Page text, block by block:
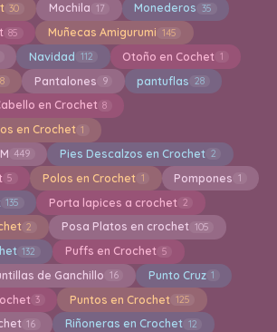
30 Mochila 17 Monederos 35
85 Muñecas Amigurumi 145
Navidad 112 Otoño en Cochet 1
Pantalones 9 pantuflas 28
en Crochet 8
en Crochet 1
449 Pies Descalzos en Crochet 2
5 Polos en Crochet 1 Pompones 1
135 Porta lapices a crochet 2
2 Posa Platos en crochet 105
132 Puffs en Crochet 5
de Ganchillo 16 Punto Cruz 1
3 Puntos en Crochet 125
16 Riñoneras en Crochet 12